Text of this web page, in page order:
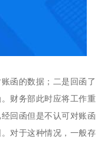
函的数据；二是回函了
财务部此时应将工作重
回函但是不认可对账函
对于这种情况，一般存